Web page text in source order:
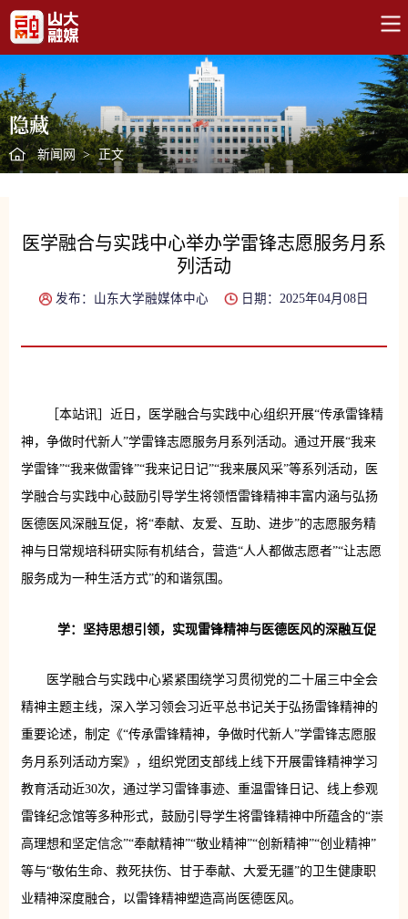
隐藏
新闻网 > 正文
医学融合与实践中心举办学雷锋志愿服务月系
列活动
发布：山东大学融媒体中心 日期：2025年04月08日
［本站讯］近日，医学融合与实践中心组织开展“传承雷锋精
神，争做时代新人”学雷锋志愿服务月系列活动。通过开展“我来
学雷锋”“我来做雷锋”“我来记日记”“我来展风采”等系列活动，医
学融合与实践中心鼓励引导学生将领悟雷锋精神丰富内涵与弘扬
医德医风深融互促，将“奉献、友爱、互助、进步”的志愿服务精
神与日常规培科研实际有机结合，营造“人人都做志愿者”“让志愿
服务成为一种生活方式”的和谐氛围。
学：坚持思想引领，实现雷锋精神与医德医风的深融互促
医学融合与实践中心紧紧围绕学习贯彻党的二十届三中全会
精神主题主线，深入学习领会习近平总书记关于弘扬雷锋精神的
重要论述，制定《“传承雷锋精神，争做时代新人”学雷锋志愿服
务月系列活动方案》，组织党团支部线上线下开展雷锋精神学习
教育活动近30次，通过学习雷锋事迹、重温雷锋日记、线上参观
雷锋纪念馆等多种形式，鼓励引导学生将雷锋精神中所蕴含的“崇
高理想和坚定信念”“奉献精神”“敬业精神”“创新精神”“创业精神”
等与“敬佑生命、救死扶伤、甘于奉献、大爱无疆”的卫生健康职
业精神深度融合，以雷锋精神塑造高尚医德医风。